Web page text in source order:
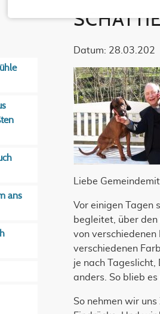
Datum: 28.03.202
Liebe
Vor einigen Tagen
begleitet, über den
von
verschiedenen
je nach
anders. So blieb
So nehmen wir
ans